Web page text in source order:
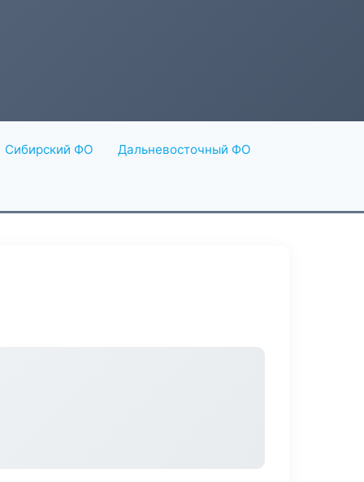
Сибирский ФО Дальневосточный ФО